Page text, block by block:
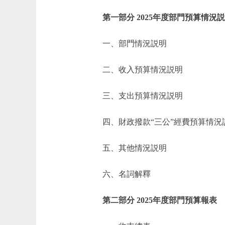
第一部分 2025年度部門預算情況
一、部門情況説明
二、收入預算情況説明
三、支出預算情況説明
四、財政撥款“三公”經費預算情況
五、其他情況説明
六、名詞解釋
第二部分 2025年度部門預算報表